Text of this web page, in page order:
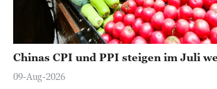
Chinas CPI und PPI steigen im Juli
09-Aug-2026